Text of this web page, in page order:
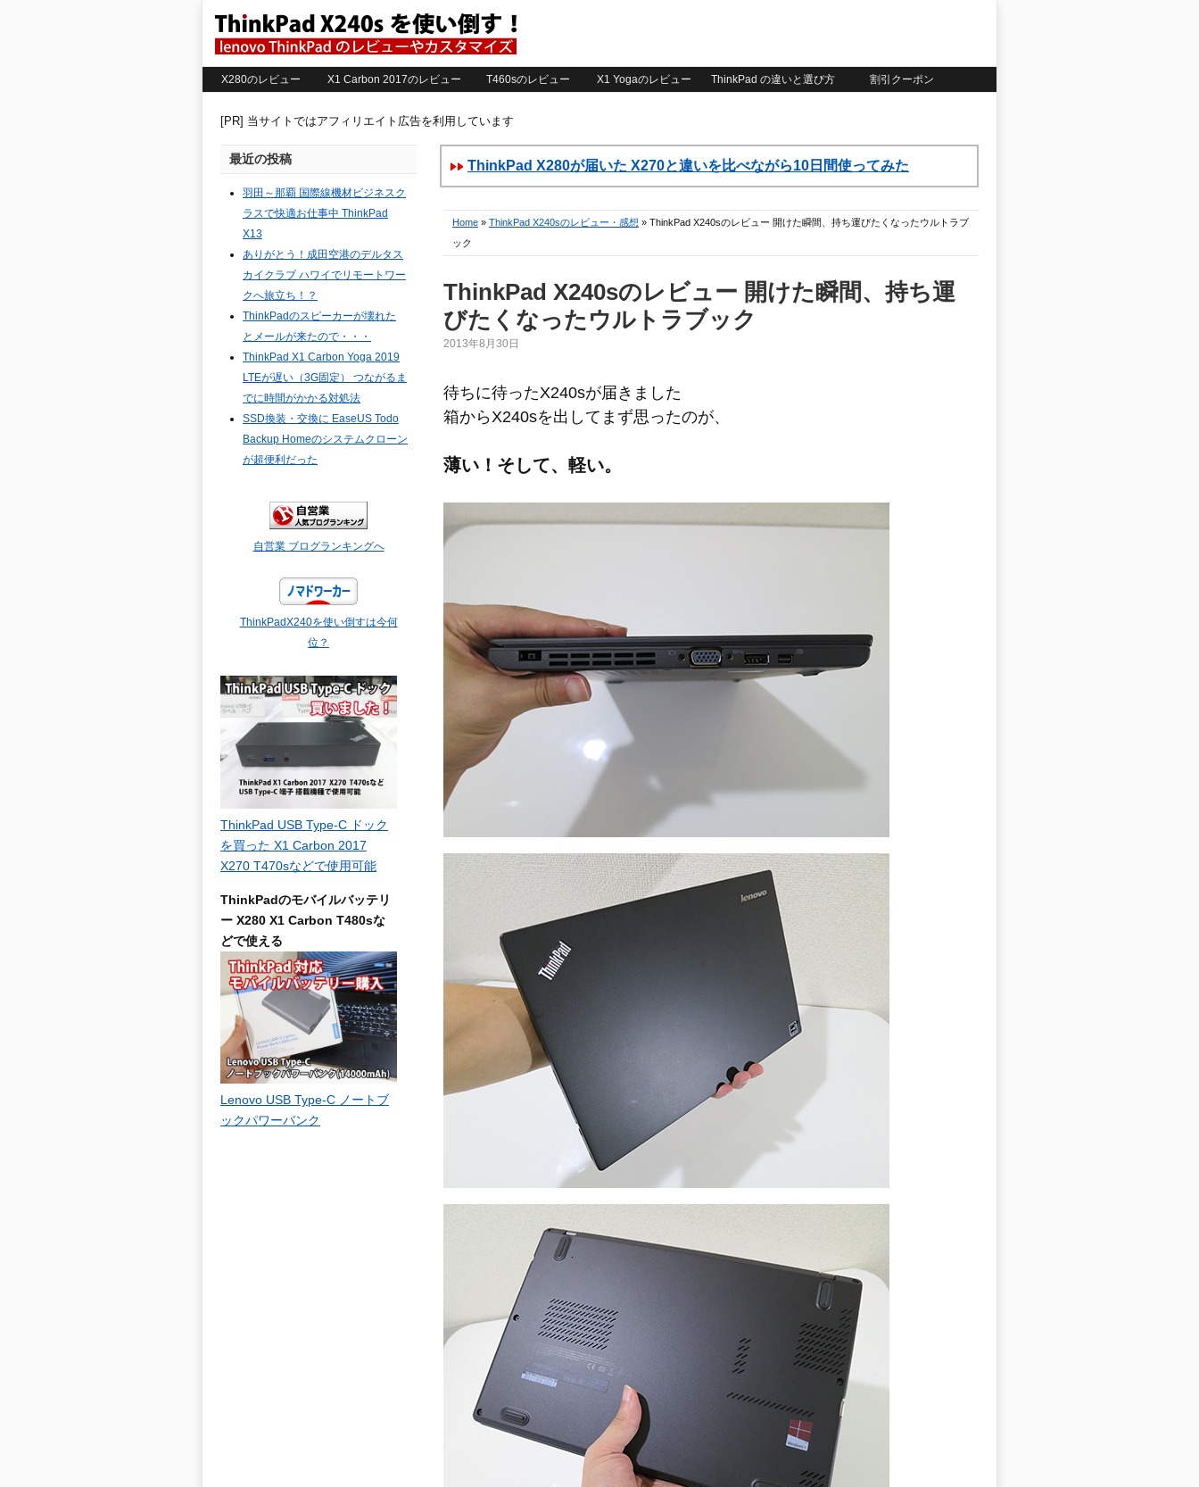
X280のレビュー X1 Carbon 2017のレビュー T460sのレビュー X1 Yogaのレビュー ThinkPad の違いと選び方 割引クーポン
[PR] 当サイトではアフィリエイト広告を利用しています
ThinkPad X280が届いた X270と違いを比べながら10日間使ってみた
Home » ThinkPad X240sのレビュー・感想 » ThinkPad X240sのレビュー 開けた瞬間、持ち運びたくなったウルトラブ
ック
ThinkPad X240sのレビュー 開けた瞬間、持ち運
びたくなったウルトラブック
2013年8月30日
待ちに待ったX240sが届きました
箱からX240sを出してまず思ったのが、
薄い！そして、軽い。
最近の投稿
羽田～那覇 国際線機材ビジネスク
ラスで快適お仕事中 ThinkPad
X13
ありがとう！成田空港のデルタス
カイクラブ ハワイでリモートワー
クへ旅立ち！？
ThinkPadのスピーカーが壊れた
とメールが来たので・・・
ThinkPad X1 Carbon Yoga 2019
LTEが遅い（3G固定） つながるま
でに時間がかかる対処法
SSD換装・交換に EaseUS Todo
Backup Homeのシステムクローン
が超便利だった
自営業 ブログランキングへ
ThinkPadX240を使い倒すは今何
位？
ThinkPad USB Type-C ドック
を買った X1 Carbon 2017
X270 T470sなどで使用可能
ThinkPadのモバイルバッテリ
ー X280 X1 Carbon T480sな
どで使える
Lenovo USB Type-C ノートブ
ックパワーバンク